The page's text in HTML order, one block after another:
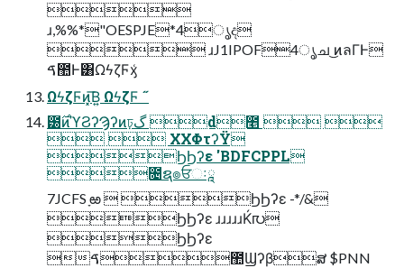

ɹ,%%*"OESPJE*4ൃද
 ɹJ1IPOF4ൃച ͜ͷลΓͰ
ࠃ಺Ͱ͸ΩϟζϜӽ͑
ΩϟζϜͷ͓͞Β͍ ΩϟζϜ ˝
౰࣌ͷϓϨʔϠʔͷঢ়گ d೥  
  ΧΧΦτʔΫ
ϦϦʔε 'BDFCPPL
೔ຊ๏ਓઃཱ
7JCFS ָఱ  ϦϦʔε -*/&
ϦϦʔε ɹɹɹɹɹЌ൛
ϦϦʔε
ࠃ಺Ϣʔβສ $PNN